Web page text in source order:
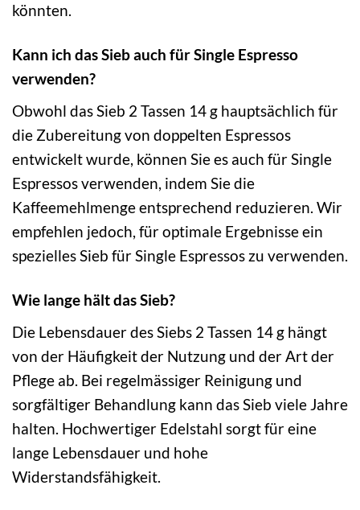
könnten.
Kann ich das Sieb auch für Single Espresso
verwenden?
Obwohl das Sieb 2 Tassen 14 g hauptsächlich für
die Zubereitung von doppelten Espressos
entwickelt wurde, können Sie es auch für Single
Espressos verwenden, indem Sie die
Kaffeemehlmenge entsprechend reduzieren. Wir
empfehlen jedoch, für optimale Ergebnisse ein
spezielles Sieb für Single Espressos zu verwenden.
Wie lange hält das Sieb?
Die Lebensdauer des Siebs 2 Tassen 14 g hängt
von der Häufigkeit der Nutzung und der Art der
Pflege ab. Bei regelmässiger Reinigung und
sorgfältiger Behandlung kann das Sieb viele Jahre
halten. Hochwertiger Edelstahl sorgt für eine
lange Lebensdauer und hohe
Widerstandsfähigkeit.